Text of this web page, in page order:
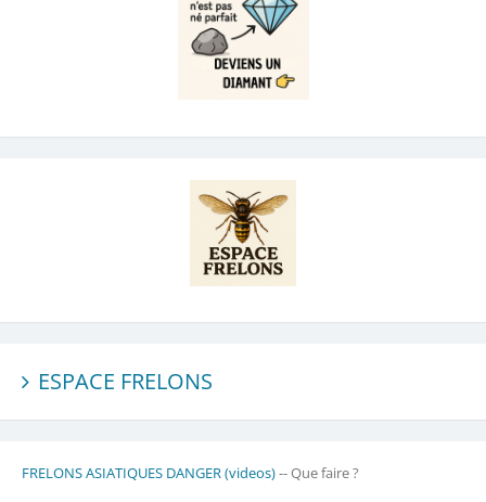
ESPACE FRELONS
FRELONS ASIATIQUES DANGER (videos)-- Que faire ?